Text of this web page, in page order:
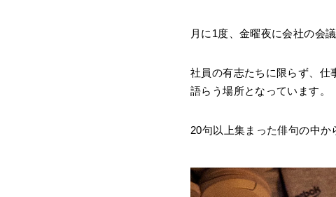
月に1度、金曜夜に会社の会
社員の有志たちに限らず、仕
語らう場所となっています。
20句以上集まった俳句の中か